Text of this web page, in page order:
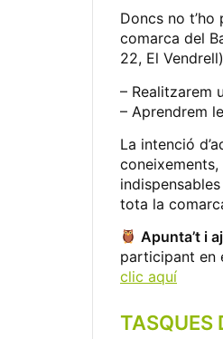
Doncs no t’ho
comarca del
22, El
– Realitzarem
– Aprendrem
La intenció
tota la
Apunta’t i
participant en
clic aquí
TASQUES